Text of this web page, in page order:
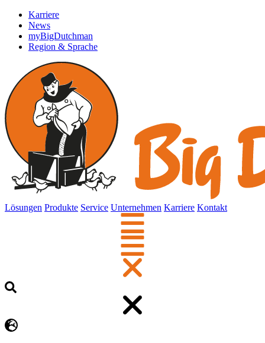
Karriere
News
myBigDutchman
Region & Sprache
Lösungen Produkte Service Unternehmen Karriere Kontakt